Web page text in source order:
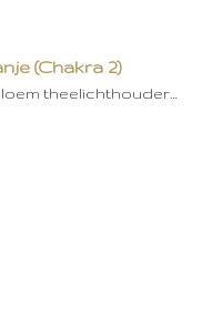
(Chakra 2)
theelichthouder…